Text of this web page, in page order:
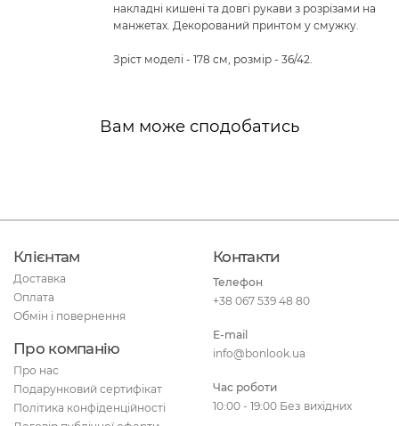
накладні кишені та довгі рукави з розрізами на
манжетах. Декорований принтом у смужку.
Зріст моделі - 178 см, розмір - 36/42.
Вам може сподобатись
Клієнтам
Доставка
Оплата
Обмін і повернення
Про компанію
Про нас
Подарунковий сертифікат
Політика конфіденційності
Контакти
Телефон
+38 067 539 48 80
E-mail
info@bonlook.ua
Час роботи
10:00 - 19:00 Без вихідних